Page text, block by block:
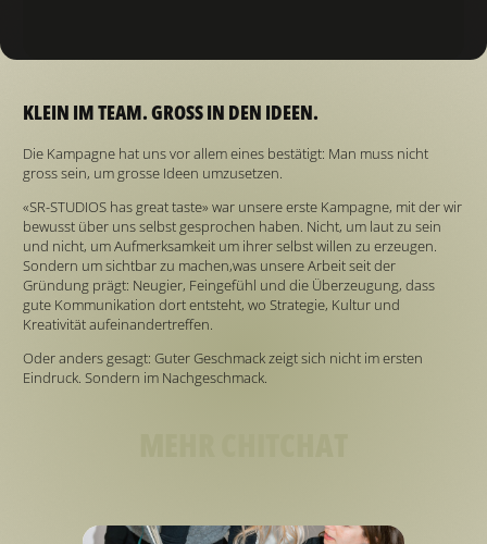
KLEIN IM TEAM. GROSS IN DEN IDEEN.
Die Kampagne hat uns vor allem eines bestätigt: Man muss nicht
gross sein, um grosse Ideen umzusetzen.
«SR-STUDIOS has great taste» war unsere erste Kampagne, mit der wir
bewusst über uns selbst gesprochen haben. Nicht, um laut zu sein
und nicht, um Aufmerksamkeit um ihrer selbst willen zu erzeugen.
Sondern um sichtbar zu machen,was unsere Arbeit seit der
Gründung prägt: Neugier, Feingefühl und die Überzeugung, dass
gute Kommunikation dort entsteht, wo Strategie, Kultur und
Kreativität aufeinandertreffen.
Oder anders gesagt: Guter Geschmack zeigt sich nicht im ersten
Eindruck. Sondern im Nachgeschmack.